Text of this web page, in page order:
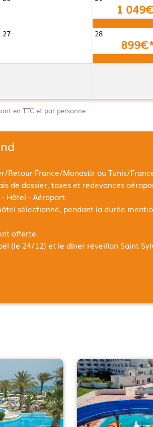
Retour France/Monastir ou Tunis/
de dossier, taxes et redevances
Hôtel - Aéroport.
sélectionné, pendant la durée
offerte.
(le 24/12) et le dîner réveillon Saint
1
27 28
en TTC et par personne.